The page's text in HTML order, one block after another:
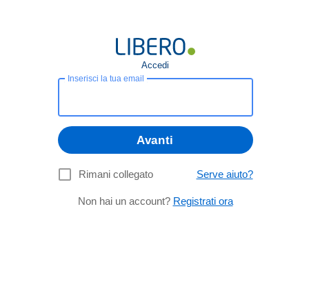
Accedi
Inserisci la tua email
Avanti
Rimani collegato Serve aiuto?
Non hai un account? Registrati ora